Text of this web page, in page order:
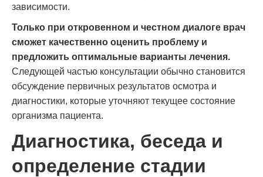
зависимости.
Только при откровенном и честном диалоге врач
сможет качественно оценить проблему и
предложить оптимальные варианты лечения.
Следующей частью консультации обычно становится
обсуждение первичных результатов осмотра и
диагностики, которые уточняют текущее состояние
организма пациента.
Диагностика, беседа и
определение стадии